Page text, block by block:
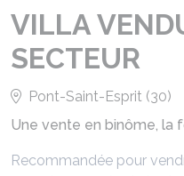
VILLA
SECTEUR
Pont-Saint-Esprit (30)
Une vente en binôme, la
Recommandée pour